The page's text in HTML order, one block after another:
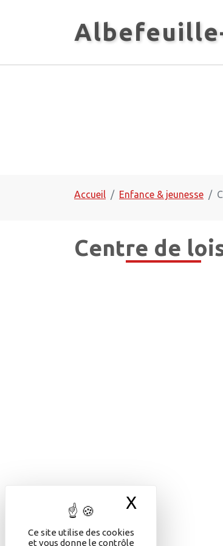
Ce site utilise des cookies
et vous donne le contrôle
X Masquer
Accueil Enfance & jeunesse
Centre de